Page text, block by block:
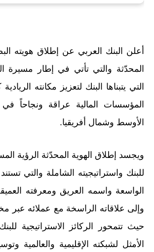
أعلن البنك العربي عن إطلاق هويته
المحدّثة والتي تأتي في إطار مسيرة
التي يتبناها البنك لتعزيز مكانته
المؤسسات المالية عراقة ونجاحاً
الأوسط وشمال أفريقيا.
ويجسد إطلاق الهوية المحدّثة الرؤية
للبنك واستراتيجيته الشاملة والتي
الواسعة واسمه العريق ومعرفته
وإلى علاقاته الراسخة مع عملائه عبر
حيث تتمحور الركائز الاستراتيجية
الأمثل لشبكته الإقليمية والعالمية